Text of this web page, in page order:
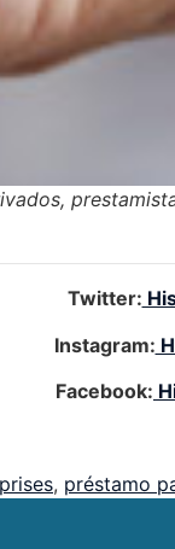
Twitter:
Instagram:
Facebook:
, préstamo